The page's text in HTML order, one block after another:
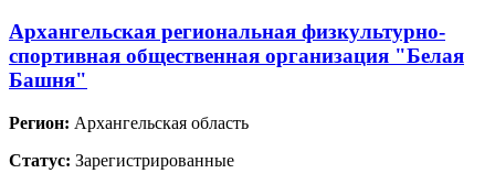
Архангельская региональная физкультурно-
спортивная общественная организация "Белая
Башня"
Регион: Архангельская область
Статус: Зарегистрированные